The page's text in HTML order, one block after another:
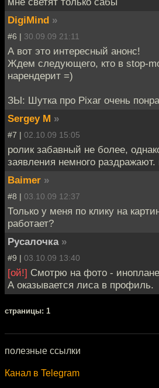
DigiMind »
#6 | 30.09.09 21:11
А вот это интересный анонс!
Ждем следующего, кто в stop-
нарендерит =)
ЗЫ: Шутка про Pixar очень
Sergey M »
#7 | 02.10.09 15:05
ролик забавный не более,
заявления немного
Baimer »
#8 | 03.10.09 12:37
Только у меня по клику на
работает?
Русалочка »
#9 | 03.10.09 13:40
[ой!] Смотрю на фото -
А оказывается лиса в профиль.
cтраницы: 1
полезные ссылки
Канал в Telegram